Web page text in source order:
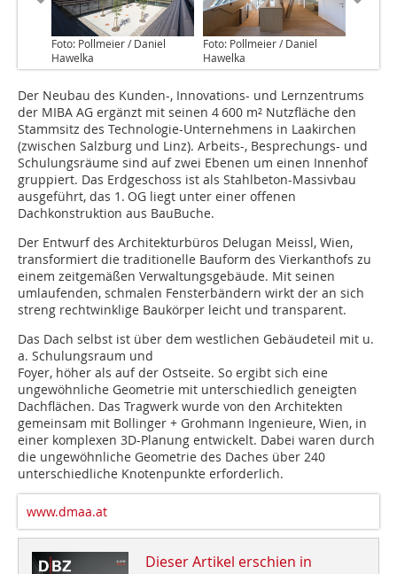
Foto: Pollmeier / Daniel
Hawelka
Foto: Pollmeier / Daniel
Hawelka
Der Neubau des Kunden-, Innovations- und Lernzentrums
der MIBA AG ergänzt mit seinen 4 600 m² Nutzfläche den
Stammsitz des Technologie-Unternehmens in Laakirchen
(zwischen Salzburg und Linz). Arbeits-, Besprechungs- und
Schulungsräume sind auf zwei Ebenen um einen Innenhof
gruppiert. Das Erdgeschoss ist als Stahlbeton-Massivbau
ausgeführt, das 1. OG liegt unter einer offenen
Dachkonstruktion aus BauBuche.
Der Entwurf des Architekturbüros Delugan Meissl, Wien,
transformiert die traditionelle Bauform des Vierkanthofs zu
einem zeitgemäßen Verwaltungsgebäude. Mit seinen
umlaufenden, schmalen Fensterbändern wirkt der an sich
streng rechtwinklige Baukörper leicht und transparent.
Das Dach selbst ist über dem westlichen Gebäudeteil mit u.
a. Schulungsraum und
Foyer, höher als auf der Ostseite. So ergibt sich eine
ungewöhnliche Geometrie mit unterschiedlich geneigten
Dachflächen. Das Tragwerk wurde von den Architekten
gemeinsam mit Bollinger + Grohmann Ingenieure, Wien, in
einer komplexen 3D-Planung entwickelt. Dabei waren durch
die ungewöhnliche Geometrie des Daches über 240
unterschiedliche Knotenpunkte erforderlich.
www.dmaa.at
Dieser Artikel erschien in